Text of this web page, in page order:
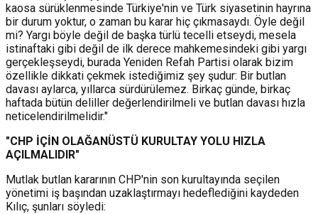
kaosa sürüklenmesinde Türkiye'nin ve Türk siyasetinin hayrına
bir durum yoktur, o zaman bu karar hiç çıkmasaydı. Öyle değil
mi? Yargı böyle değil de başka türlü tecelli etseydi, mesela
istinaftaki gibi değil de ilk derece mahkemesindeki gibi yargı
gerçekleşseydi, burada Yeniden Refah Partisi olarak bizim
özellikle dikkati çekmek istediğimiz şey şudur: Bir butlan
davası aylarca, yıllarca sürdürülemez. Birkaç günde, birkaç
haftada bütün deliller değerlendirilmeli ve butlan davası hızla
neticelendirilmelidir."
"CHP İÇİN OLAĞANÜSTÜ KURULTAY YOLU HIZLA
AÇILMALIDIR"
Mutlak butlan kararının CHP'nin son kurultayında seçilen
yönetimi iş başından uzaklaştırmayı hedeflediğini kaydeden
Kılıç, şunları söyledi: